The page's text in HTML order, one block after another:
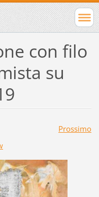
con filo
su
Prossimo